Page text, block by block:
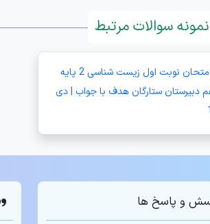
نمونه سوالات مرتبط
امتحان نوبت اول زیست شناسی 2 پایه
دبیرستان ستارگان هدف با جواب | دی
و پاسخ ها